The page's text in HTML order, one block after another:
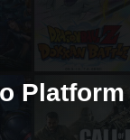
Platform